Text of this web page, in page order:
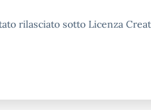
rilasciato sotto Licenza